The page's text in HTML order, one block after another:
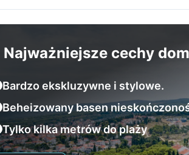
Najważniejsze cechy
Bardzo ekskluzywne i stylowe.
Beheizowany basen
Tylko kilka metrów do plaży